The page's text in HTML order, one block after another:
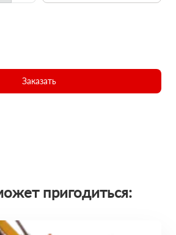
Заказать
пригодиться: